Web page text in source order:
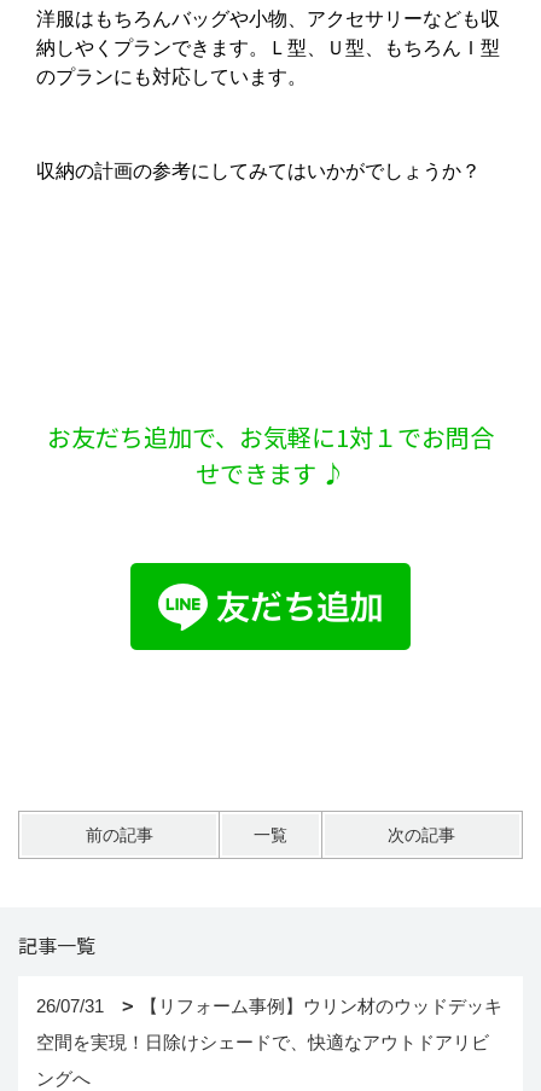
洋服はもちろんバッグや小物、アクセサリーなども収
納しやくプランできます。Ｌ型、Ｕ型、もちろんＩ型
のプランにも対応しています。
収納の計画の参考にしてみてはいかがでしょうか？
お友だち追加で、お気軽に1対１でお問合
せできます ♪
前の記事 一覧 次の記事
記事一覧
26/07/31
【リフォーム事例】ウリン材のウッドデッキ
空間を実現！日除けシェードで、快適なアウトドアリビ
ングへ